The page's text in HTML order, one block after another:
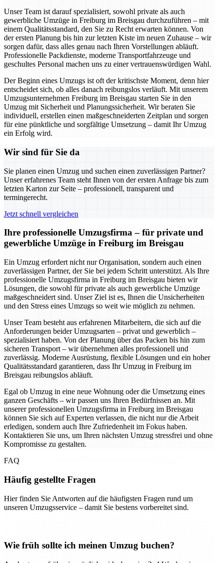
Unser Team ist darauf spezialisiert, sowohl private als auch
gewerbliche Umzüge in Freiburg im Breisgau durchzuführen – mit
einem Qualitätsstandard, den Sie zu Recht erwarten können. Von
der ersten Planung bis hin zur letzten Kiste im neuen Zuhause – wir
sorgen dafür, dass alles genau nach Ihren Vorstellungen abläuft.
Professionelle Packdienste, moderne Transportfahrzeuge und
geschultes Personal machen uns zu einer vertrauenswürdigen Wahl.
Der Beginn eines Umzugs ist oft der kritischste Moment, denn hier
entscheidet sich, ob alles danach reibungslos verläuft. Mit unserem
Umzugsunternehmen Freiburg im Breisgau starten Sie in den
Umzug mit Sicherheit und Planungssicherheit. Wir beraten Sie
individuell, erstellen einen maßgeschneiderten Zeitplan und sorgen
für eine pünktliche und sorgfältige Umsetzung – damit Ihr Umzug
ein Erfolg wird.
Wir sind für Sie da
Sie planen einen Umzug und suchen einen zuverlässigen Partner?
Unser erfahrenes Team steht Ihnen von der ersten Anfrage bis zum
letzten Karton zur Seite – professionell, transparent und
termingerecht.
Jetzt schnell vergleichen
Ihre professionelle Umzugsfirma – für private und
gewerbliche Umzüge in Freiburg im Breisgau
Ein Umzug erfordert nicht nur Organisation, sondern auch einen
zuverlässigen Partner, der Sie bei jedem Schritt unterstützt. Als Ihre
professionelle Umzugsfirma in Freiburg im Breisgau bieten wir
Lösungen, die sowohl für private als auch gewerbliche Umzüge
maßgeschneidert sind. Unser Ziel ist es, Ihnen die Unsicherheiten
und den Stress eines Umzugs so weit wie möglich zu nehmen.
Unser Team besteht aus erfahrenen Mitarbeitern, die sich auf die
Anforderungen beider Umzugsarten – privat und gewerblich –
spezialisiert haben. Von der Planung über das Packen bis hin zum
sicheren Transport – wir übernehmen alles professionell und
zuverlässig. Moderne Ausrüstung, flexible Lösungen und ein hoher
Qualitätsstandard garantieren, dass Ihr Umzug in Freiburg im
Breisgau reibungslos abläuft.
Egal ob Umzug in eine neue Wohnung oder die Umsetzung eines
ganzen Geschäfts – wir passen uns Ihren Bedürfnissen an. Mit
unserer professionellen Umzugsfirma in Freiburg im Breisgau
können Sie sich auf Experten verlassen, die nicht nur die Arbeit
erledigen, sondern auch Ihre Zufriedenheit im Fokus haben.
Kontaktieren Sie uns, um Ihren nächsten Umzug stressfrei und ohne
Kompromisse zu gestalten.
FAQ
Häufig gestellte Fragen
Hier finden Sie Antworten auf die häufigsten Fragen rund um
unseren Umzugsservice – damit Sie bestens vorbereitet sind.
Wie früh sollte ich meinen Umzug buchen?